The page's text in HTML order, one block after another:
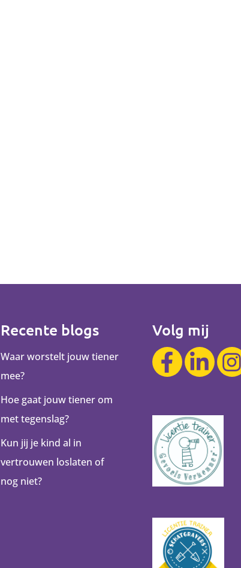
Recente blogs
Waar worstelt jouw tiener
mee?
Hoe gaat jouw tiener om
met tegenslag?
Kun jij je kind al in
vertrouwen loslaten of
nog niet?
Volg mij